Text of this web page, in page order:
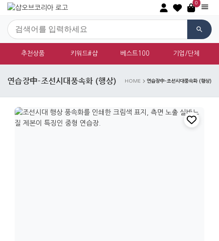
0
추천상품 키워드#샵 베스트100 기업/단체
연습장中-조선시대풍속화 (행상) HOME 연습장中-조선시대풍속화 (행상)